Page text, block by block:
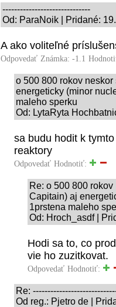
------------------------------
Od: ParaNoik | Pridané:
A ako voliteľné
Odpovedať Známka: -1.1
o 500 800 rokov
energeticky (minor
maleho sperku
Od: LytaRyta
sa budu hodit k
reaktory
Odpovedať Hodnotiť:
Re: o 500 800
Capitain) aj
1prstena maleho
Od: Hroch_asdf |
Hodi sa to, co
vie ho zuzitkovat.
Odpovedať Hodnotiť:
Re:
Od reg.: Pjetro de |